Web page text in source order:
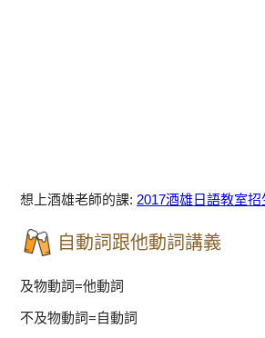
想上酒雄老師的課: 2017酒雄日語教室招
自動詞跟他動詞講義
及物動詞=他動詞
不及物動詞=自動詞